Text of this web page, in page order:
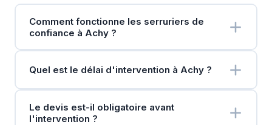
Comment fonctionne les serruriers de
confiance à Achy ?
Quel est le délai d'intervention à Achy ?
Le devis est-il obligatoire avant
l'intervention ?